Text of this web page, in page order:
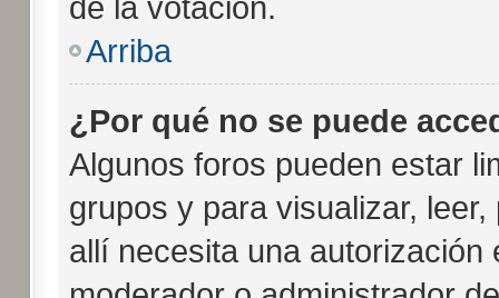
Arriba
¿Por qué no se puede
Algunos foros pueden estar
grupos y para visualizar,
allí necesita una